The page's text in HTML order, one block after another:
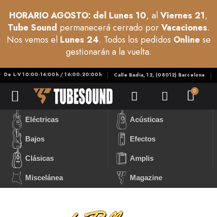
HORARIO AGOSTO: del Lunes 10, alViernes 21,
Tube Sound permanecerá cerrado porVacaciones.
Nos vemos el Lunes 24. Todos los pedidos Online se
gestionarán a la vuelta.
De L-V 10:00-14:00h / 16:00-20:00h Calle Badia, 12, (08012) Barcelona
Eléctricas Acústicas
Bajos Efectos
Clásicas Amplis
Miscelánea Magazine